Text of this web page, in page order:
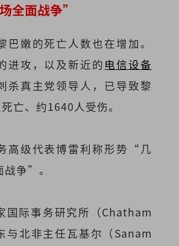
全面战争”
巴嫩的死亡人数也在增加。
进攻，以及新近的 电信设备
杀真主党领导人，已导致黎
亡、约1640人受伤。
高级代表博雷利称形势“几
战争”。
国际事务研究所（Chatham
与北非主任瓦基尔（Sanam